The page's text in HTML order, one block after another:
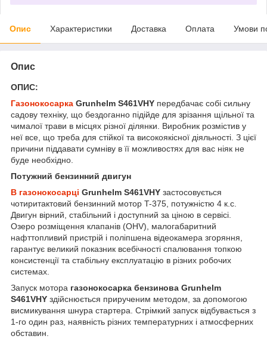
Опис Характеристики Доставка Оплата Умови
Опис
ОПИС:
Газонокосарка Grunhelm S461VHY передбачає собі сильну
садову техніку, що бездоганно підійде для зрізання щільної та
чималої трави в місцях різної ділянки. Виробник розмістив у
неї все, що треба для стійкої та високоякісної діяльності. З цієї
причини піддавати сумніву в її можливостях для вас ніяк не
буде необхідно.
Потужний бензинний двигун
В газонокосарці Grunhelm S461VHY застосовується
чотиритактовий бензинний мотор T-375, потужністю 4 к.с.
Двигун вірний, стабільний і доступний за ціною в сервісі.
Озеро розміщення клапанів (ОНV), малогабаритний
нафттопливий пристрій і поліпшена відеокамера згоряння,
гарантує великий показник всебічності спалювання топкою
консистенції та стабільну експлуатацію в різних робочих
системах.
Запуск мотора газонокосарка бензинова Grunhelm
S461VHY здійснюється прирученим методом, за допомогою
висмикування шнура стартера. Стрімкий запуск відбувається з
1-го один раз, наявність різних температурних і атмосферних
обставин.